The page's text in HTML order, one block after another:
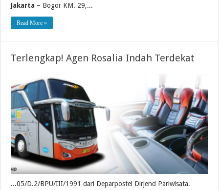
Jakarta – Bogor KM. 29,...
Read More »
Terlengkap! Agen Rosalia Indah Terdekat
...05/D.2/BPU/III/1991 dari Deparpostel Dirjend Pariwisata.